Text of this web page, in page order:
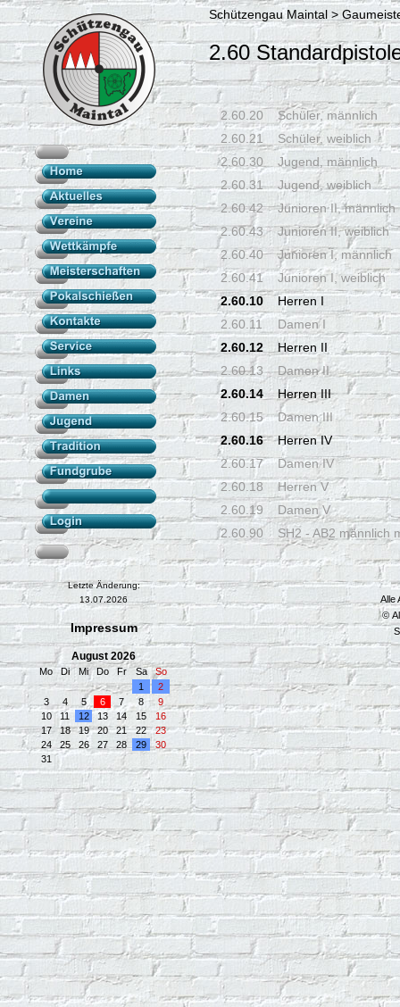
Letzte Änderung:
13.07.2026
Impressum
August 2026
Mo Di Mi Do Fr Sa
So
1
2
3
4 5 6 7 8
9
10
11 12 13 14 15
16
17
18 19 20 21 22
23
24
25 26 27 28 29
30
31
Schützengau Maintal >
2.60
2.60.20
Schüler, männlich
2.60.21
Schüler, weiblich
2.60.30
Jugend, männlich
2.60.31
Jugend, weiblich
2.60.42
Junioren II, männlich
2.60.43
Junioren II, weiblich
2.60.40
Junioren I, männlich
2.60.41
Junioren I, weiblich
2.60.10
Herren I
2.60.11
Damen I
2.60.12
Herren II
2.60.13
Damen II
2.60.14
Herren III
2.60.15
Damen III
2.60.16
Herren IV
2.60.17
Damen IV
2.60.18
Herren V
2.60.19
Damen V
2.60.90
SH2 - AB2 männlich
Alle
©